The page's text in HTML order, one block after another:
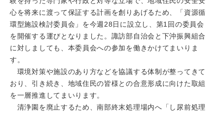
心を将来に渡って保証する計画を創りあげるため、「資源循
環型施設検討委員会」を今週28日に設立し、第1回の委員会
を開催する運びとなりました。諏訪部自治会と下沖振興組合
に対しましても、本委員会への参加を働きかけてまいりま
す。
環境対策や施設のあり方などを協議する体制が整ってきて
おり、引き続き、地域住民の皆様との合意形成に向けた取組
を一層推進してまいります。
清浄園を廃止するため、南部終末処理場内へ「し尿前処理